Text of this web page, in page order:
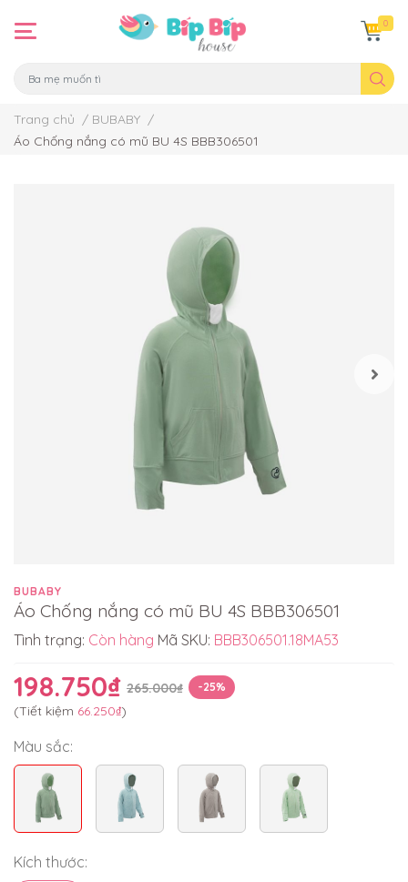
0
Trang chủ / BUBABY /
Áo Chống nắng có mũ BU 4S BBB306501
BUBABY
Áo Chống nắng có mũ BU 4S BBB306501
Tình trạng: Còn hàng Mã SKU: BBB306501.18MA53
198.750₫ 265.000₫ -25%
(Tiết kiệm 66.250₫)
Màu sắc:
Kích thước: